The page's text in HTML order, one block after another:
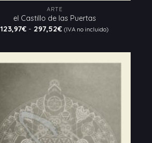
ARTE
el Castillo de las Puertas
123,97€ - 297,52€Rango
de
hasta
(IVA no incluido)
deseos